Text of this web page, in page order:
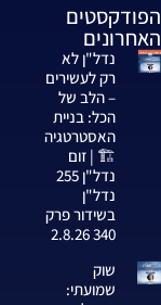
הפודקסטים
האחרונים
נדל"ן לא
רק לעשירים
– הלב של
הכל: בניית
האסטרטגיה
🏗️ | זום
נדל"ן 255
נדל"ן
בשידור פרק
340 2.8.26
שוק
שמועתי: